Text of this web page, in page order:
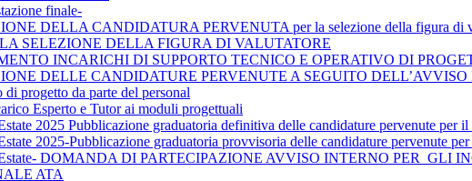
finale-
DELLA CANDIDATURA PERVENUTA per la selezione della figura di
SELEZIONE DELLA FIGURA DI VALUTATORE
INCARICHI DI SUPPORTO TECNICO E OPERATIVO DI
DELLE CANDIDATURE PERVENUTE A SEGUITO DELL’AVVISO
progetto da parte del personal
Esperto e Tutor ai moduli progettuali
2025 Pubblicazione graduatoria definitiva delle candidature pervenute
2025-Pubblicazione graduatoria provvisoria delle candidature pervenute
Estate- DOMANDA DI PARTECIPAZIONE AVVISO INTERNO PER GLI
ATA